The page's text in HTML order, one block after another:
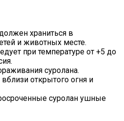
храниться в
и животных месте.
при температуре от +5 до
суролана.
открытого огня и
суролан ушные